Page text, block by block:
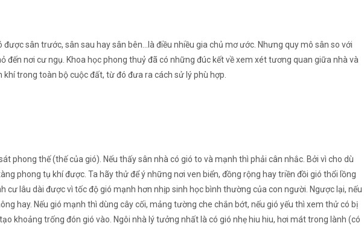
sân trước, sân sau hay sân bên…là điều nhiều gia chủ mơ ước. Nhưng quy mô sân so với
đến nơi cư ngụ. Khoa học phong thuỷ đã có những đúc kết về xem xét tương quan giữa nhà và
trong toàn bộ cuộc đất, từ đó đưa ra cách sử lý phù hợp.
phong thế (thế của gió). Nếu thấy sân nhà có gió to và mạnh thì phải cân nhắc. Bởi vì cho dù
phong tụ khí được. Ta hãy thử để ý những nơi ven biển, đồng rộng hay triền đồi gió thổi lồng
cư lâu dài được vì tốc độ gió mạnh hơn nhịp sinh học bình thường của con người. Ngược lại, nếu
hay. Nếu gió mạnh thì dùng cây cối, mảng tường che chắn bớt, nếu gió yếu thì xem thử có bị
khoảng trống đón gió vào. Ngôi nhà lý tưởng nhất là có gió nhẹ hiu hiu, hơi mát trong lành (có